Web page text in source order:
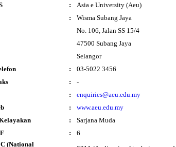
:
Asia e University (Aeu)
:
Wisma Subang Jaya
No. 106, Jalan SS 15/4
47500 Subang Jaya
Selangor
:
03-5022 3456
:
-
:
enquiries@aeu.edu.my
:
www.aeu.edu.my
:
Sarjana Muda
:
6
(National